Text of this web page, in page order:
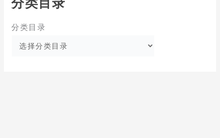
分类目录